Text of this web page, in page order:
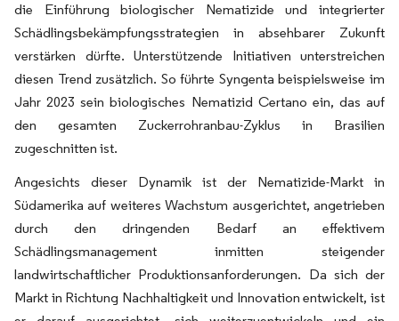
die Einführung biologischer Nematizide und integrierter
Schädlingsbekämpfungsstrategien in absehbarer Zukunft
verstärken dürfte. Unterstützende Initiativen unterstreichen
diesen Trend zusätzlich. So führte Syngenta beispielsweise im
Jahr 2023 sein biologisches Nematizid Certano ein, das auf
den gesamten Zuckerrohranbau-Zyklus in Brasilien
zugeschnitten ist.
Angesichts dieser Dynamik ist der Nematizide-Markt in
Südamerika auf weiteres Wachstum ausgerichtet, angetrieben
durch den dringenden Bedarf an effektivem
Schädlingsmanagement inmitten steigender
landwirtschaftlicher Produktionsanforderungen. Da sich der
Markt in Richtung Nachhaltigkeit und Innovation entwickelt, ist